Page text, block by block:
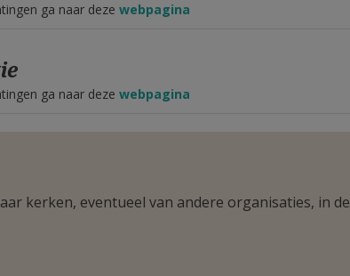
ga naar dezewebpagina
ga naar dezewebpagina
kerken, eventueel van andere organisaties, in de